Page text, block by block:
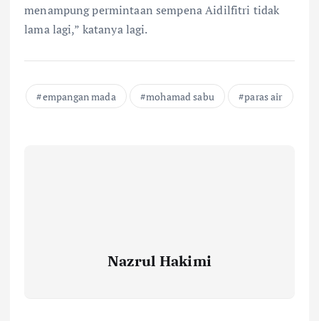
menampung permintaan sempena Aidilfitri tidak
lama lagi,” katanya lagi.
empangan mada mohamad sabu paras air
Nazrul Hakimi